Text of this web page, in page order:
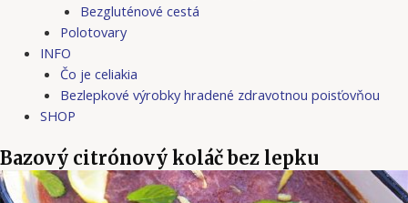
Bezgluténové cestá
Polotovary
INFO
Čo je celiakia
Bezlepkové výrobky hradené zdravotnou poisťovňou
SHOP
Bazový citrónový koláč bez lepku